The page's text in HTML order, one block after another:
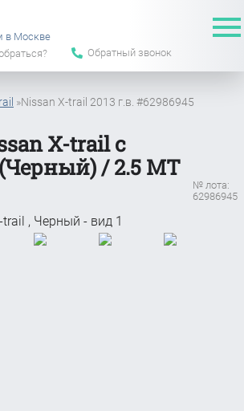
в Москве
Обратный звонок
»Nissan X-trail 2013 г.в. #62986945
X-trail с
/ 2.5 MT
№ лота:
62986945